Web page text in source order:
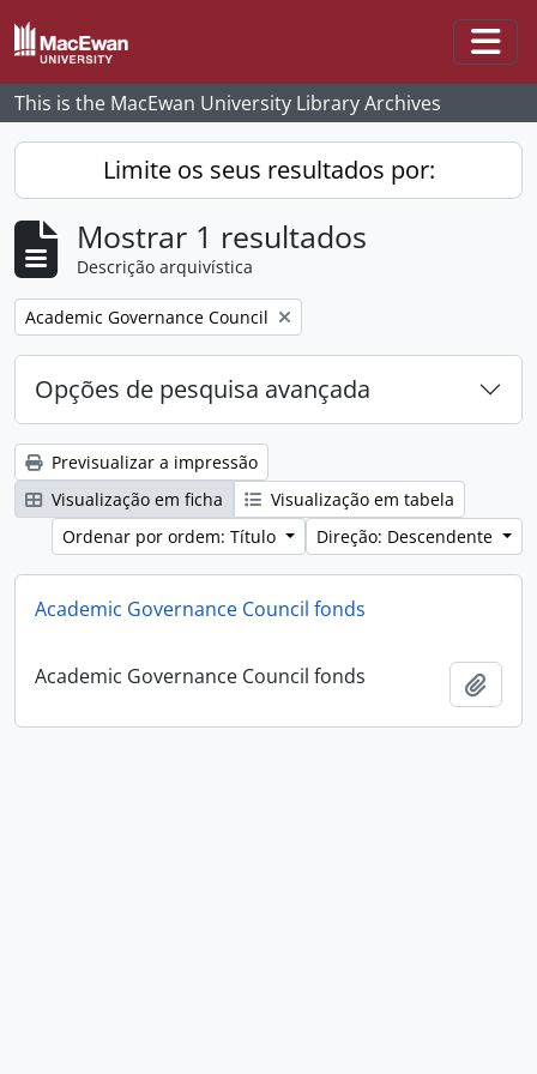
Skip to main content
This is the MacEwan University Library Archives
Limite os seus resultados por:
Mostrar 1 resultados
Descrição arquivística
Remove filter:
Academic Governance Council
Opções de pesquisa avançada
Previsualizar a impressão
Visualização em ficha
Visualização em tabela
Ordenar por ordem: Título
Direção: Descendente
Academic Governance Council fonds
Academic Governance Council fonds